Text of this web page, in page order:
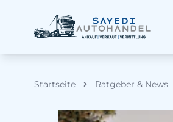
Startseite Ratgeber & News